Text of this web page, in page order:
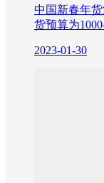
中国新春年
货预算为
2023-01-30